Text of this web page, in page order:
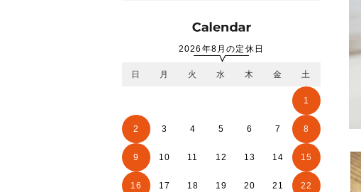
2026年8月の定休日
日 月 火 水 木 金 土
1
2 3 4 5 6 7 8
9 10 11 12 13 14 15
16 17 18 19 20 21 22